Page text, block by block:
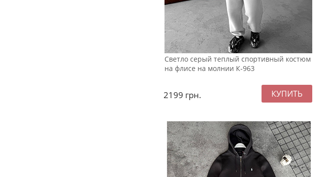
Светло серый теплый спортивный костюм
на флисе на молнии К-963
2199 грн.